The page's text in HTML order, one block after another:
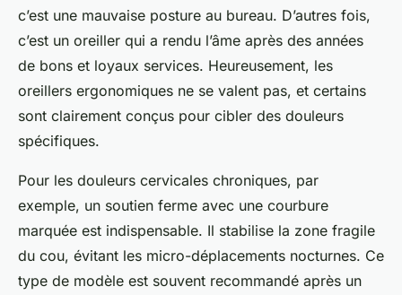
c’est une mauvaise posture au bureau. D’autres fois,
c’est un oreiller qui a rendu l’âme après des années
de bons et loyaux services. Heureusement, les
oreillers ergonomiques ne se valent pas, et certains
sont clairement conçus pour cibler des douleurs
spécifiques.
Pour les douleurs cervicales chroniques, par
exemple, un soutien ferme avec une courbure
marquée est indispensable. Il stabilise la zone fragile
du cou, évitant les micro-déplacements nocturnes. Ce
type de modèle est souvent recommandé après un